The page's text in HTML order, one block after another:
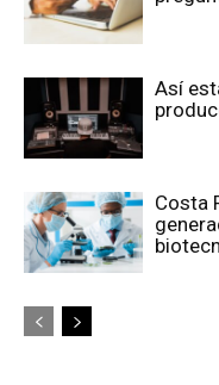
Así
Costa